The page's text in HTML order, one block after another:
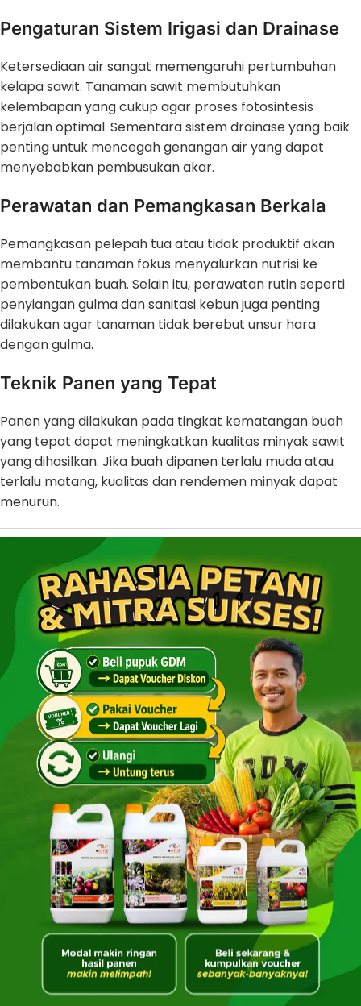
Pengaturan Sistem Irigasi dan Drainase
Ketersediaan air sangat memengaruhi pertumbuhan
kelapa sawit. Tanaman sawit membutuhkan
kelembapan yang cukup agar proses fotosintesis
berjalan optimal. Sementara sistem drainase yang baik
penting untuk mencegah genangan air yang dapat
menyebabkan pembusukan akar.
Perawatan dan Pemangkasan Berkala
Pemangkasan pelepah tua atau tidak produktif akan
membantu tanaman fokus menyalurkan nutrisi ke
pembentukan buah. Selain itu, perawatan rutin seperti
penyiangan gulma dan sanitasi kebun juga penting
dilakukan agar tanaman tidak berebut unsur hara
dengan gulma.
Teknik Panen yang Tepat
Panen yang dilakukan pada tingkat kematangan buah
yang tepat dapat meningkatkan kualitas minyak sawit
yang dihasilkan. Jika buah dipanen terlalu muda atau
terlalu matang, kualitas dan rendemen minyak dapat
menurun.